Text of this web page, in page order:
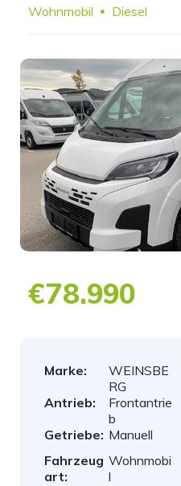
Wohnmobil Diesel
€78.990
Marke:
WEINSBE
RG
Antrieb:
Frontantrie
b
Getriebe: Manuell
Fahrzeug
art:
Wohnmobi
l